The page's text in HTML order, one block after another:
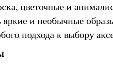
цветочные и
яркие и необычные
подхода к выбору